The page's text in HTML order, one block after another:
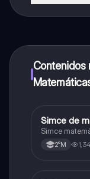
a
Contenidos
Matemáticas
Simce de
Simce
2°M